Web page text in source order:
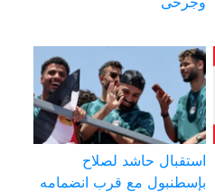
استقبال حاشد لصلاح
بإسطنبول مع قرب انضمامه